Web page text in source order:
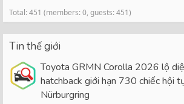
Total: 451 (members: 0, guests: 451)
Tin thế giới
Toyota GRMN Corolla 2026 lộ
hatchback giới hạn 730 chiếc hội
Nürburgring